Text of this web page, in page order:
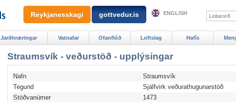
Straumsvík - veðurstöð - upplýsingar
Nafn
Straumsvík
Tegund
Sjálfvirk veðurathugunarstöð
Stöðvanúmer
1473
Jarðhræringar Vatnafar Ofanflóð Loftslag Hafís
Reykjanesskagi gottvedur.is ENGLISH